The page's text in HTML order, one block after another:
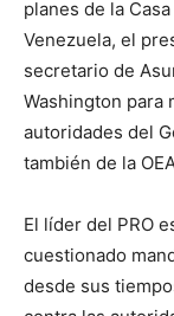
planes de la
Venezuela, el
secretario de
Washington para
autoridades del
también de la
El líder del PRO
cuestionado
desde sus